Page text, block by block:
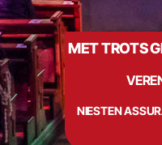
MET TROTS
NIESTEN
Info
Contact